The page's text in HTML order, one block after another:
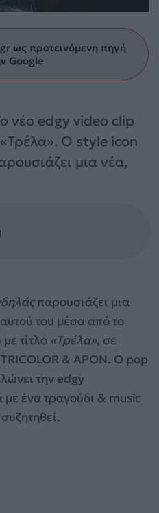
ως προτεινόμενη πηγή
Google
νέο edgy video clip
«Τρέλα». Ο style icon
μια νέα,
παρουσιάζει μια
του μέσα από το
τίτλο «Τρέλα», σε
& APON. Ο pop
την edgy
με ένα τραγούδι & music